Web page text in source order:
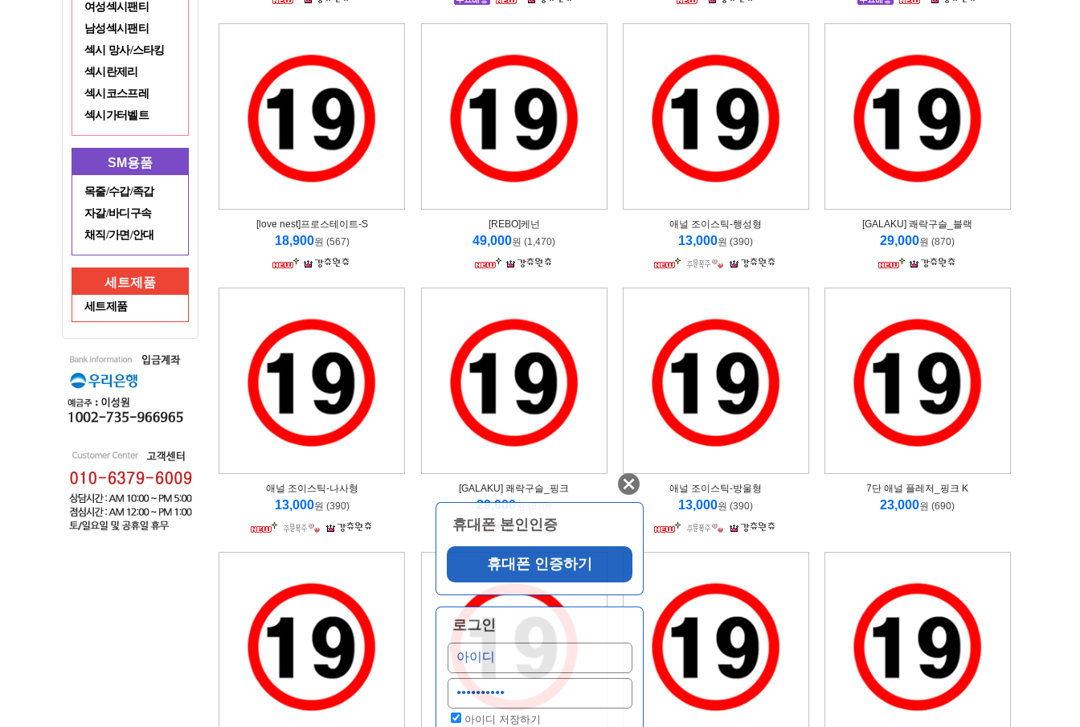
휴대폰 본인인증
로그인
아이디 저장하기
여성섹시팬티
남성섹시팬티
섹시 망사/스타킹
섹시란제리
섹시코스프레
섹시가터벨트
SM용품
목줄/수갑/족갑
자갈/바디구속
채직/가면/안대
세트제품
세트제품
[love nest]프로스테이트-S
18,900원 (567)
[REBO]케넌
49,000원 (1,470)
애널 조이스틱-행성형
13,000원 (390)
[GALAKU] 쾌락구슬_블랙
29,000원 (870)
애널 조이스틱-나사형
13,000원 (390)
[GALAKU] 쾌락구슬_핑크
29,000원 (870)
애널 조이스틱-방울형
13,000원 (390)
7단 애널 플레저_핑크 K
23,000원 (690)